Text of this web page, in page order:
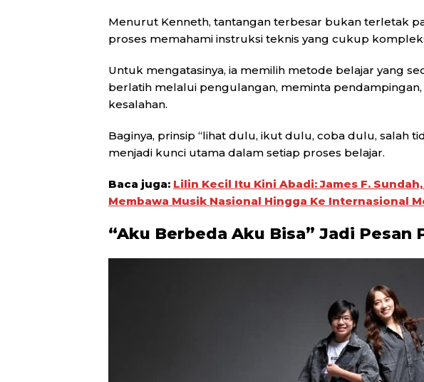
Menurut Kenneth, tantangan terbesar bukan terletak
proses memahami instruksi teknis yang cukup
Untuk mengatasinya, ia memilih metode belajar yang
berlatih melalui pengulangan, meminta
kesalahan.
Baginya, prinsip “lihat dulu, ikut dulu, coba dulu, salah
menjadi kunci utama dalam setiap proses belajar.
Baca juga: Lilin Kecil Itu Kini Abadi: James F.
Membawa Musik Nasional Hingga Ke Internasional
“Aku Berbeda Aku Bisa” Jadi Pesan